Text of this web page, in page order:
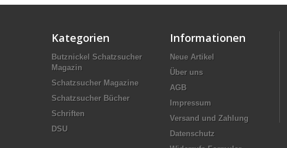
Kategorien
Butznickel Schatzsucher
Magazin
Schatzsucher Magazine
Schatzsucher Bücher
Schriften
DSU
Informationen
Neue Artikel
Über uns
AGB
Impressum
Versand und Zahlung
Datenschutz